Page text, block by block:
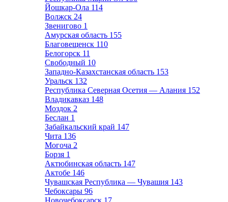
Йошкар-Ола 114
Волжск 24
Звенигово 1
Амурская область 155
Благовещенск 110
Белогорск 11
Свободный 10
Западно-Казахстанская область 153
Уральск 132
Республика Северная Осетия — Алания 152
Владикавказ 148
Моздок 2
Беслан 1
Забайкальский край 147
Чита 136
Могоча 2
Борзя 1
Актюбинская область 147
Актобе 146
Чувашская Республика — Чувашия 143
Чебоксары 96
Новочебоксарск 17